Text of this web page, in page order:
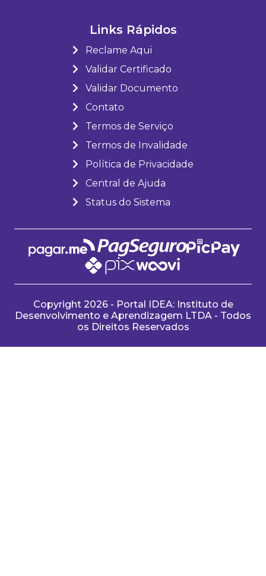
Links Rápidos
Reclame Aqui
Validar Certificado
Validar Documento
Contato
Termos de Serviço
Termos de Invalidade
Política de Privacidade
Central de Ajuda
Status do Sistema
Copyright 2026 - Portal IDEA: Instituto de
Desenvolvimento e Aprendizagem LTDA - Todos
os Direitos Reservados